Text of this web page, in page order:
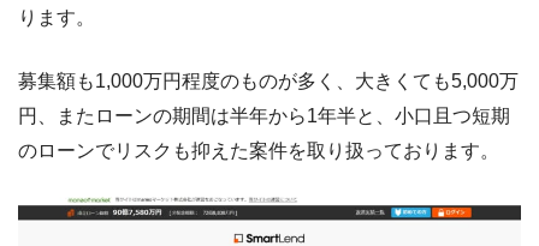
ります。
募集額も1,000万円程度のものが多く、大きくても5,000万
円、またローンの期間は半年から1年半と、小口且つ短期
のローンでリスクも抑えた案件を取り扱っております。